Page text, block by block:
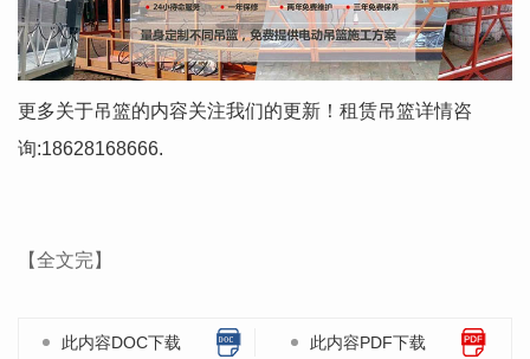
更多关于吊篮的内容关注我们的更新！租赁吊篮详情咨
询:18628168666.
【全文完】
此内容DOC下载 此内容PDF下载